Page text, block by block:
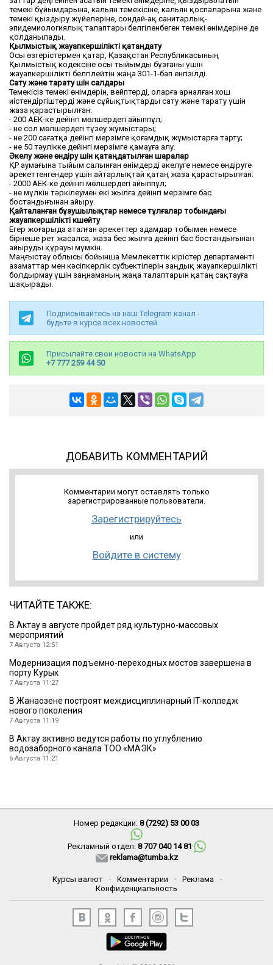
темекі бұйымдарына, кальян темекісіне, кальян қоспаларына және
темекі қыздыру жүйелеріне, сондай-ақ санитарлық-
эпидемиологиялық талаптары белгіленбеген темекі өнімдеріне де
қолданылады.
Қылмыстық жауапкершілікті қатаңдату
Осы өзгерістермен қатар, Қазақстан Республикасының
Қылмыстық кодексіне осы тыйымды бұзғаны үшін
жауапкершілікті белгілейтін жаңа 301-1-бап енгізілді.
Сату және тарату үшін салдары
Темекісіз темекі өнімдерін, вейптерді, оларға арналған хош
иістендіргіштерді және сұйықтықтарды сату және тарату үшін
жаза қарастырылған:
- 200 АЕК-ке дейінгі мөлшердегі айыппұл;
- не сол мөлшердегі түзеу жұмыстары;
- не 200 сағатқа дейінгі мерзімге қоғамдық жұмыстарға тарту;
- не 50 тәулікке дейінгі мерзімге қамауға алу.
Әкелу және өндіру үшін қатаңдатылған шаралар
ҚР аумағына тыйым салынған өнімдерді әкелуге немесе өндіруге
әрекеттенгендер үшін айтарлықтай қатаң жаза қарастырылған:
- 2000 АЕК-ке дейінгі мөлшердегі айыппұл;
- не мүлкін тәркілеумен екі жылға дейінгі мерзімге бас
бостандығынан айыру.
Қайталанған бұзушылықтар немесе тұлғалар тобындағы
жауапкершілікті күшейту
Егер жоғарыда аталған әрекеттер адамдар тобымен немесе
бірнеше рет жасалса, жаза бес жылға дейінгі бас бостандығынан
айыруды құрауы мүмкін.
Маңғыстау облысы бойынша Мемлекеттік кірістер департаменті
азаматтар мен кәсіпкерлік субъектілерін заңдық жауапкершілікті
болдырмау үшін заңнаманың жаңа талаптарын қатаң сақтауға
шақырады.
Подписывайтесь на наш Telegram канал -
будьте в курсе всех новостей
Присылайте свои новости на WhatsApp
+7 777 259 44 50
ДОБАВИТЬ КОММЕНТАРИЙ
Комментарии могут оставлять только
зарегистрированные пользователи.
Зарегистрируйтесь
или
Войдите в систему
ЧИТАЙТЕ ТАКЖЕ:
В Актау в августе пройдет ряд культурно-массовых
мероприятий
7 Августа 12:51
Модернизация подъемно-переходных мостов завершена в
порту Курык
7 Августа 11:27
В Жанаозене построят междисциплинарный IT-колледж
нового поколения
7 Августа 11:19
В Актау активно ведутся работы по углублению
водозаборного канала ТОО «МАЭК»
6 Августа 11:21
Номер редакции: 8 (7292) 53 00 03
Рекламный отдел: 8 707 040 14 81
reklama@tumba.kz
Курсы валют · Комментарии · Реклама
·
Конфиденциальность